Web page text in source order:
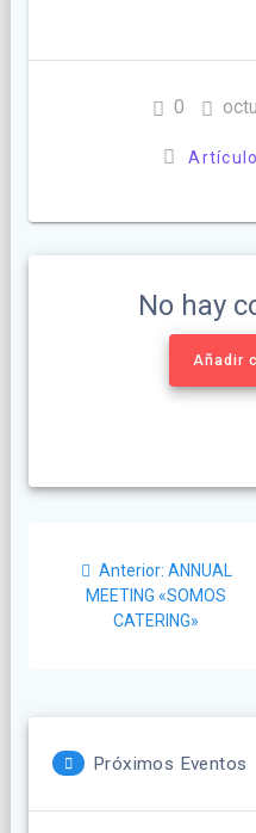
0
No hay
Añadir
Anterior: Post
anterior:
ANNUAL
MEETING «SOMOS
CATERING»
Próximos Eventos